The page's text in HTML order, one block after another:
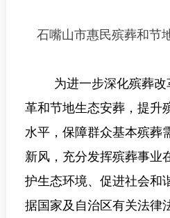
石嘴山市惠民殡葬和节
为进一步深化殡葬改
革和节地生态安葬， 提升
水平，保障群众基本殡葬
新风，充分发挥殡葬事业
护生态环境、促进社会和
据国家及自治区有关法律